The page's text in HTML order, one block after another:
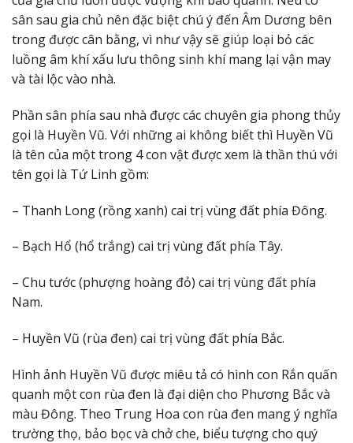
sân sau gia chủ nên đặc biệt chú ý đến Âm Dương bên
trong được cân bằng, vì như vậy sẽ giúp loại bỏ các
luồng âm khí xấu lưu thông sinh khí mang lại vận may
và tài lộc vào nhà.
Phần sân phía sau nhà được các chuyên gia phong thủy
gọi là Huyền Vũ. Với những ai không biết thì Huyền Vũ
là tên của một trong 4 con vật được xem là thần thú với
tên gọi là Tứ Linh gồm:
– Thanh Long (rồng xanh) cai trị vùng đất phía Đông.
– Bạch Hổ (hổ trắng) cai trị vùng đất phía Tây.
– Chu tước (phượng hoàng đỏ) cai trị vùng đất phía
Nam.
– Huyền Vũ (rùa đen) cai trị vùng đất phía Bắc.
Hình ảnh Huyền Vũ được miêu tả có hình con Rắn quấn
quanh một con rùa đen là đại diện cho Phương Bắc và
màu Đông. Theo Trung Hoa con rùa đen mang ý nghĩa
trường thọ, bảo bọc và chở che, biểu tượng cho quý